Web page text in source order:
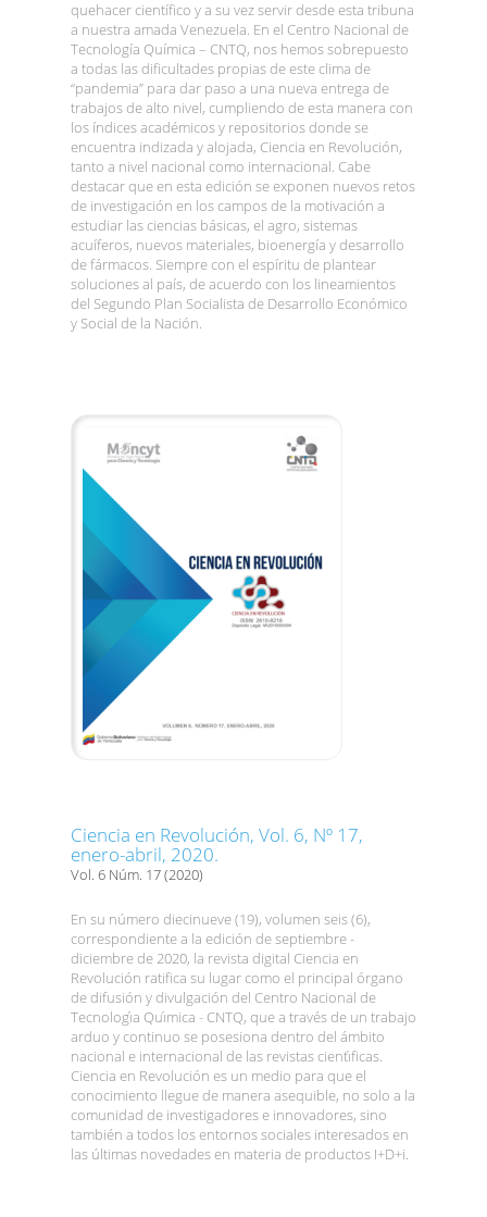
quehacer científico y a su vez servir desde esta tribuna
a nuestra amada Venezuela. En el Centro Nacional de
Tecnología Química – CNTQ, nos hemos sobrepuesto
a todas las dificultades propias de este clima de
“pandemia” para dar paso a una nueva entrega de
trabajos de alto nivel, cumpliendo de esta manera con
los índices académicos y repositorios donde se
encuentra indizada y alojada, Ciencia en Revolución,
tanto a nivel nacional como internacional. Cabe
destacar que en esta edición se exponen nuevos retos
de investigación en los campos de la motivación a
estudiar las ciencias básicas, el agro, sistemas
acuíferos, nuevos materiales, bioenergía y desarrollo
de fármacos. Siempre con el espíritu de plantear
soluciones al país, de acuerdo con los lineamientos
del Segundo Plan Socialista de Desarrollo Económico
y Social de la Nación.
Ciencia en Revolución, Vol. 6, Nº 17,
enero-abril, 2020.
Vol. 6 Núm. 17 (2020)
En su número diecinueve (19), volumen seis (6),
correspondiente a la edición de septiembre -
diciembre de 2020, la revista digital Ciencia en
Revolución ratifica su lugar como el principal órgano
de difusión y divulgación del Centro Nacional de
Tecnologı́a Quı́mica - CNTQ, que a través de un trabajo
arduo y continuo se posesiona dentro del ámbito
nacional e internacional de las revistas cientı́ficas.
Ciencia en Revolución es un medio para que el
conocimiento llegue de manera asequible, no solo a la
comunidad de investigadores e innovadores, sino
también a todos los entornos sociales interesados en
las últimas novedades en materia de productos I+D+i.